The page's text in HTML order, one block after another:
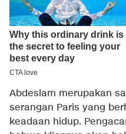
Abdeslam merupakan
serangan Paris yang
keadaan hidup.